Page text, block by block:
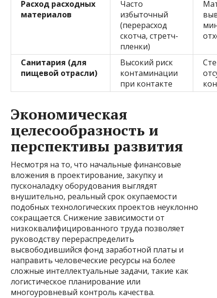
Расход расходных
материалов
Часто
избыточный
(перерасход
скотча, стретч-
пленки)
Санитария (для
пищевой отрасли)
Высокий риск
контаминации
при контакте
Экономическая
целесообразность и
перспективы развития
Несмотря на то, что начальные финансовые
вложения в проектирование, закупку и
пусконаладку оборудования выглядят
внушительно, реальный срок окупаемости
подобных технологических проектов неуклонно
сокращается. Снижение зависимости от
низкоквалифицированного труда позволяет
руководству перераспределить
высвободившийся фонд заработной платы и
направить человеческие ресурсы на более
сложные интеллектуальные задачи, такие как
логистическое планирование или
многоуровневый контроль качества.